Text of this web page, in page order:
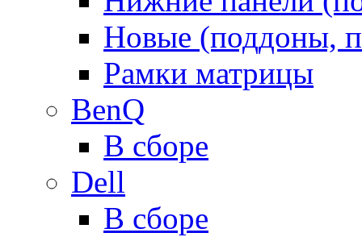
Новые (поддоны,
Рамки матрицы
BenQ
В сборе
Dell
В сборе